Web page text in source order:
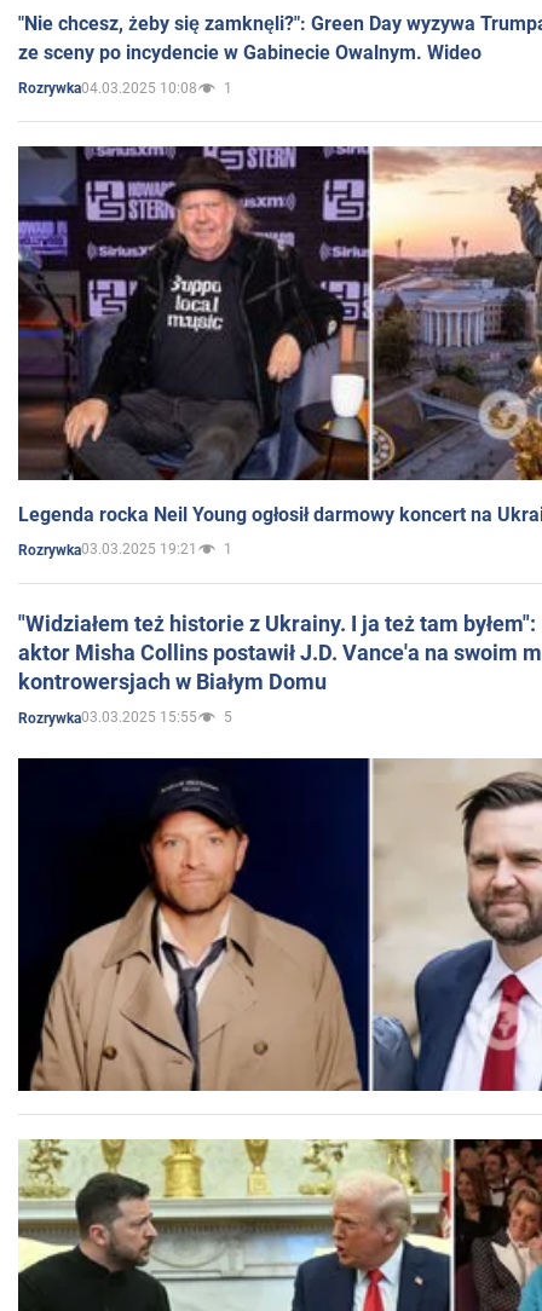
"Nie chcesz, żeby się zamknęli?": Green Day wyzywa
ze sceny po incydencie w Gabinecie Owalnym. Wideo
Rozrywka04.03.2025 10:08 1
Legenda rocka Neil Young ogłosił darmowy koncert na
Rozrywka03.03.2025 19:21 1
"Widziałem też historie z Ukrainy. I ja też tam
aktor Misha Collins postawił J.D. Vance'a na swoim
kontrowersjach w Białym Domu
Rozrywka03.03.2025 15:55 5